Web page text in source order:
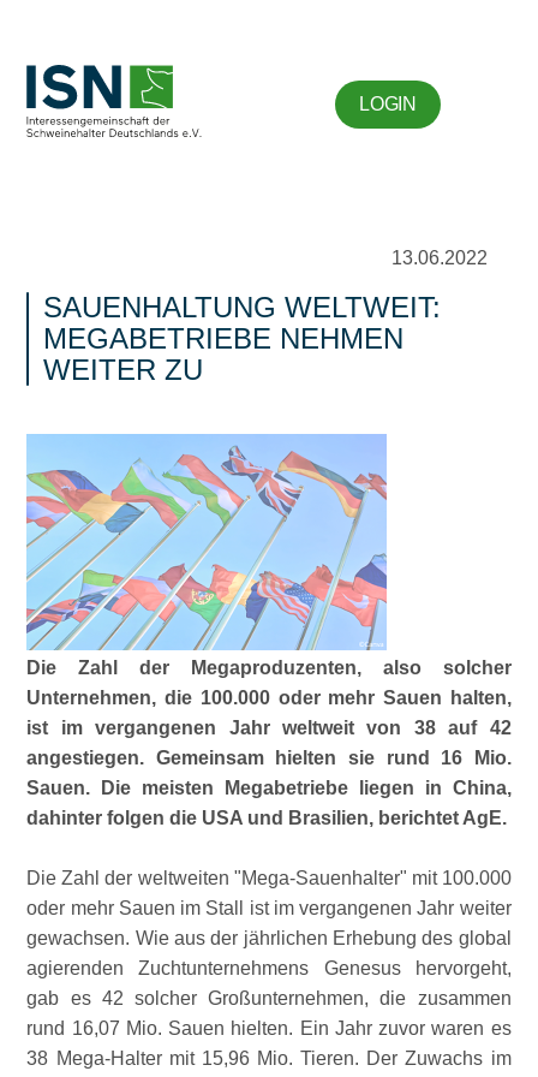
LOGIN
13.06.2022
SAUENHALTUNG WELTWEIT:
MEGABETRIEBE NEHMEN
WEITER ZU
Die Zahl der Megaproduzenten, also solcher
Unternehmen, die 100.000 oder mehr Sauen halten,
ist im vergangenen Jahr weltweit von 38 auf 42
angestiegen. Gemeinsam hielten sie rund 16 Mio.
Sauen. Die meisten Megabetriebe liegen in China,
dahinter folgen die USA und Brasilien, berichtet AgE.
Die Zahl der weltweiten Mega-Sauenhalter
mit 100.000
oder mehr Sauen im Stall ist im vergangenen Jahr weiter
gewachsen. Wie aus der jährlichen Erhebung des global
agierenden Zuchtunternehmens Genesus hervorgeht,
gab es 42 solcher Großunternehmen, die zusammen
rund 16,07 Mio. Sauen hielten. Ein Jahr zuvor waren es
38 Mega-Halter mit 15,96 Mio. Tieren. Der Zuwachs im